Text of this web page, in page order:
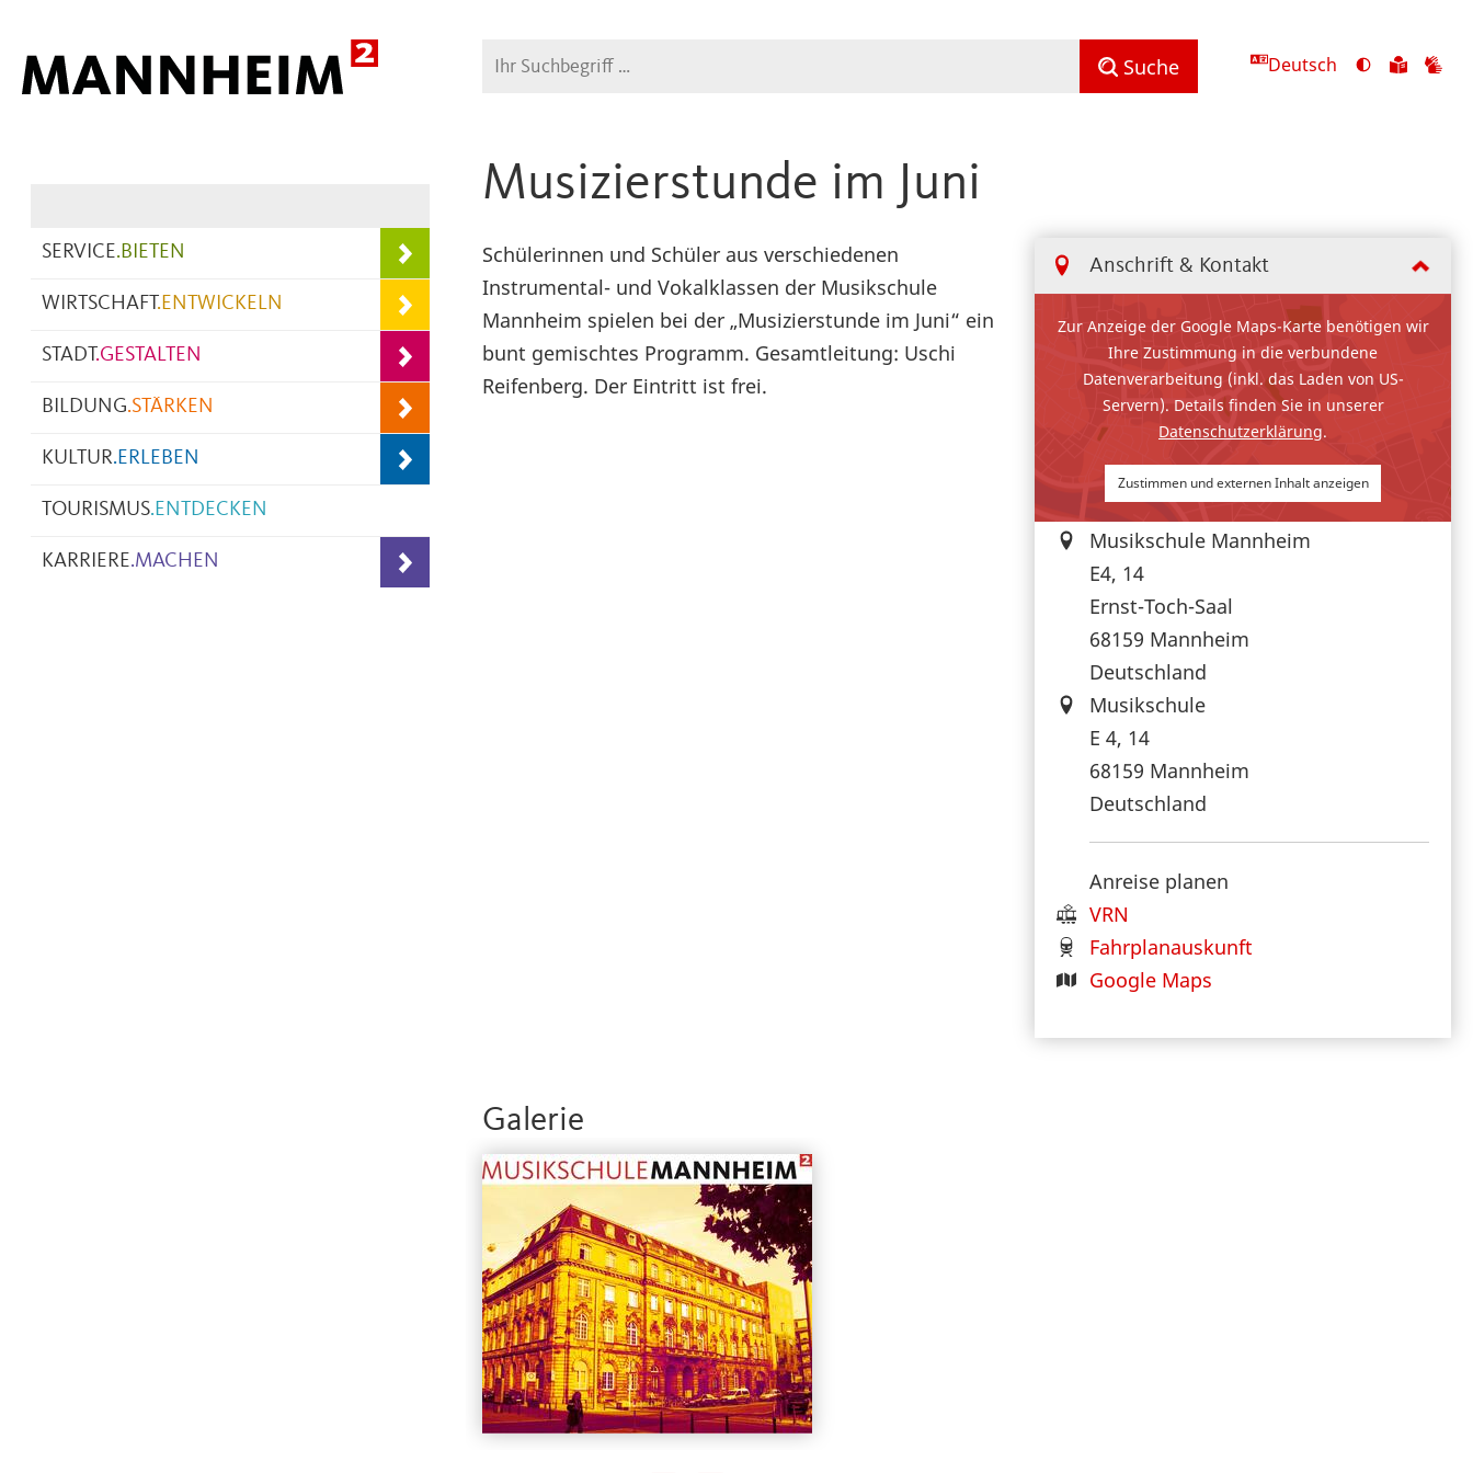
Suche Suche Deutsch
Ansicht
Zu
SERVICE.BIETEN
WIRTSCHAFT.ENTWICKELN
STADT.GESTALTEN
BILDUNG.STÄRKEN
KULTUR.ERLEBEN
TOURISMUS.ENTDECKEN
KARRIERE.MACHEN
Musizierstunde im Juni
Anschrift & Kontakt
Zur Anzeige der Google Maps-Karte benötigen wir
Ihre Zustimmung in die verbundene
Datenverarbeitung (inkl. das Laden von US-
Servern). Details finden Sie in unserer
Datenschutzerklärung.
Zustimmen und externen Inhalt anzeigen
Musikschule Mannheim
E4, 14
Ernst-Toch-Saal
68159 Mannheim
Deutschland
Musikschule
E 4, 14
68159 Mannheim
Deutschland
Anreise planen
VRN
Fahrplanauskunft
Google Maps
Schülerinnen und Schüler aus verschiedenen
Instrumental- und Vokalklassen der Musikschule
Mannheim spielen bei der „Musizierstunde im Juni“ ein
bunt gemischtes Programm. Gesamtleitung: Uschi
Reifenberg. Der Eintritt ist frei.
Galerie